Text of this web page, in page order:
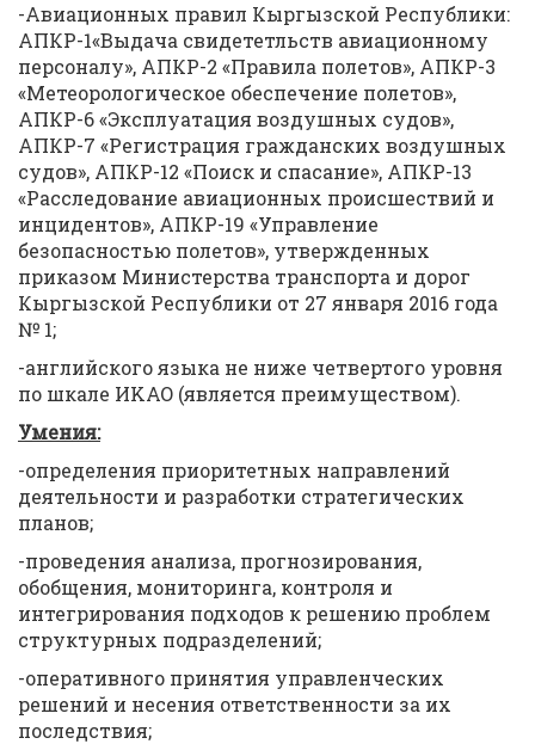
-Авиационных правил Кыргызской Республики:
АПКР-1«Выдача свидететльств авиационному
персоналу», АПКР-2 «Правила полетов», АПКР-3
«Метеорологическое обеспечение полетов»,
АПКР-6 «Эксплуатация воздушных судов»,
АПКР-7 «Регистрация гражданских воздушных
судов», АПКР-12 «Поиск и спасание», АПКР-13
«Расследование авиационных происшествий и
инцидентов», АПКР-19 «Управление
безопасностью полетов», утвержденных
приказом Министерства транспорта и дорог
Кыргызской Республики от 27 января 2016 года
№ 1;
-английского языка не ниже четвертого уровня
по шкале ИKAO (является преимуществом).
Умения:
-определения приоритетных направлений
деятельности и разработки стратегических
планов;
-проведения анализа, прогнозирования,
обобщения, мониторинга, контроля и
интегрирования подходов к решению проблем
структурных подразделений;
-оперативного принятия управленческих
решений и несения ответственности за их
последствия;